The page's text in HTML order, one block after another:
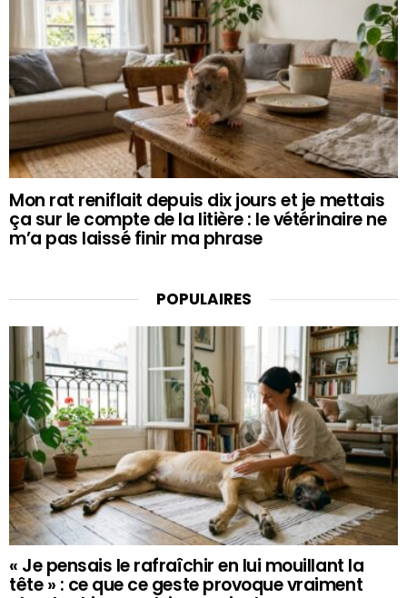
Mon rat reniflait depuis dix jours et je mettais
ça sur le compte de la litière : le vétérinaire ne
m’a pas laissé finir ma phrase
POPULAIRES
« Je pensais le rafraîchir en lui mouillant la
tête » : ce que ce geste provoque vraiment